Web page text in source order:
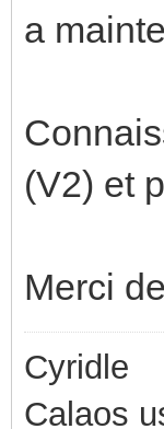
a
(V2) et
Merci
Cyridle
Calaos